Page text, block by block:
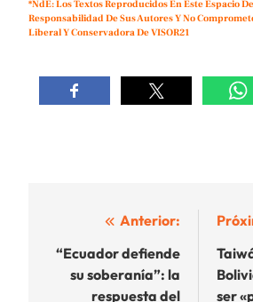
*NdE: Los Textos Reproducidos En Este Espacio
Responsabilidad De Sus Autores Y No
Liberal Y Conservadora De VISOR21
Navegación
de
entradas
Anterior:
“Ecuador defiende
su soberanía”: la
respuesta del
ser